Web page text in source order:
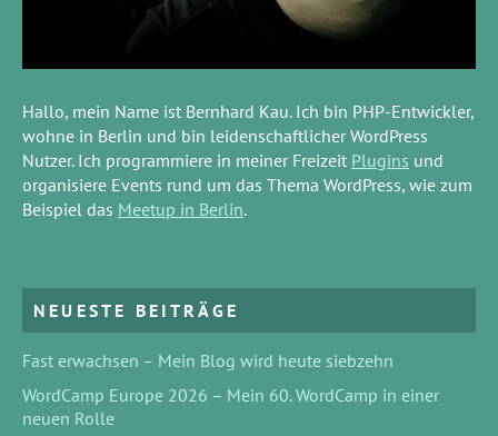
Hallo, mein Name ist Bernhard Kau. Ich bin PHP-Entwickler,
wohne in Berlin und bin leidenschaftlicher WordPress
Nutzer. Ich programmiere in meiner Freizeit Plugins und
organisiere Events rund um das Thema WordPress, wie zum
Beispiel das Meetup in Berlin.
NEUESTE BEITRÄGE
Fast erwachsen – Mein Blog wird heute siebzehn
WordCamp Europe 2026 – Mein 60. WordCamp in einer
neuen Rolle